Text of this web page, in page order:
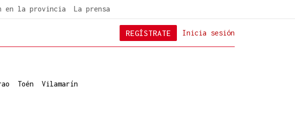
en la provincia La prensa
Inicia sesión
REGÍSTRATE
Toén Vilamarín